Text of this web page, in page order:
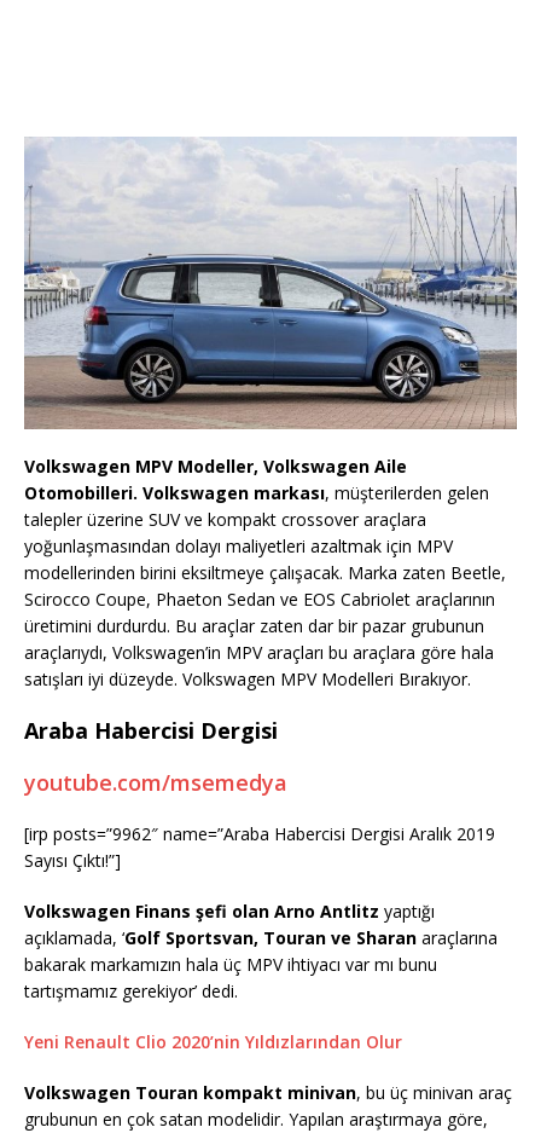
Volkswagen MPV Modeller, Volkswagen Aile
Otomobilleri. Volkswagen markası, müşterilerden gelen
talepler üzerine SUV ve kompakt crossover araçlara
yoğunlaşmasından dolayı maliyetleri azaltmak için MPV
modellerinden birini eksiltmeye çalışacak. Marka zaten Beetle,
Scirocco Coupe, Phaeton Sedan ve EOS Cabriolet araçlarının
üretimini durdurdu. Bu araçlar zaten dar bir pazar grubunun
araçlarıydı, Volkswagen’in MPV araçları bu araçlara göre hala
satışları iyi düzeyde. Volkswagen MPV Modelleri Bırakıyor.
Araba Habercisi Dergisi
youtube.com/msemedya
[irp posts=”9962″ name=”Araba Habercisi Dergisi Aralık 2019
Sayısı Çıktı!”]
Volkswagen Finans şefi olan Arno Antlitz yaptığı
açıklamada, ‘Golf Sportsvan, Touran ve Sharan araçlarına
bakarak markamızın hala üç MPV ihtiyacı var mı bunu
tartışmamız gerekiyor’ dedi.
Yeni Renault Clio 2020’nin Yıldızlarından Olur
Volkswagen Touran kompakt minivan, bu üç minivan araç
grubunun en çok satan modelidir. Yapılan araştırmaya göre,